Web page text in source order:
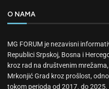
O NAMA
MG FORUM je nezavisni
Republici Srpskoj, Bosna i
kroz rad na društvenim
Mrkonjić Grad kroz prošlost,
tokom perioda od 2017. do